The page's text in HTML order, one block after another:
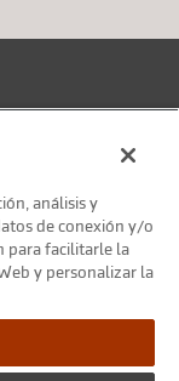
2026
análisis y
de conexión y/o
para facilitarle la
y personalizar la